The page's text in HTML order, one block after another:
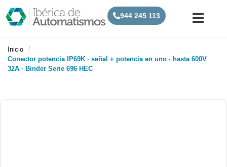
944 245 113
Inicio
/
Conector potencia IP69K · señal + potencia en uno · hasta 600V
32A · Binder Serie 696 HEC